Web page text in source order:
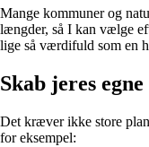
Mange kommuner og
længder, så I kan vælge
lige så værdifuld som en
Skab jeres
Det kræver ikke store
for eksempel: